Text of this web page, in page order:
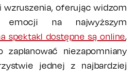
wzruszenia, oferując widzom
emocji na najwyższym
spektakl dostępne są online,
zaplanować niezapomniany
jednej z najbardziej